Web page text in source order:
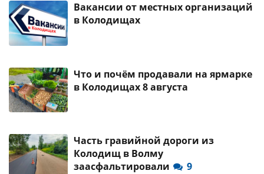
Вакансии от местных организаций
в Колодищах
Что и почём продавали на ярмарке
в Колодищах 8 августа
Часть гравийной дороги из
Колодищ в Волму
заасфальтировали
9